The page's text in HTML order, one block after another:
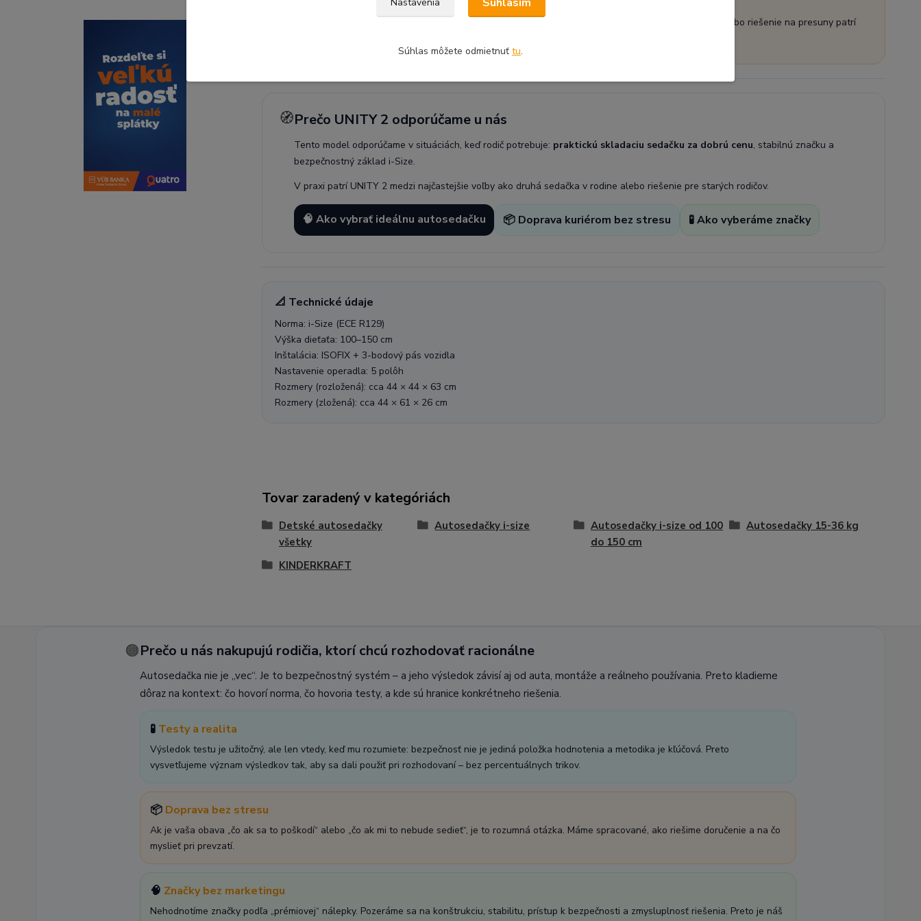
Ako hlavná každodenná sedačka na dlhé cesty existujú komfortnejšie modely. Ako druhá sedačka alebo riešenie na presuny patrí
🧭Prečo UNITY 2 odporúčame u nás
Tento model odporúčame v situáciách, keď rodič potrebuje: praktickú skladaciu sedačku za dobrú cenu, stabilnú značku a
bezpečnostný základ i-Size.
V praxi patrí UNITY 2 medzi najčastejšie voľby ako druhá sedačka v rodine alebo riešenie pre starých rodičov.
🧠 Ako vybrať ideálnu autosedačku 📦 Doprava kuriérom bez stresu 🧪 Ako vyberáme značky
📐 Technické údaje
Norma: i-Size (ECE R129)
Výška dieťaťa: 100–150 cm
Inštalácia: ISOFIX + 3-bodový pás vozidla
Nastavenie operadla: 5 polôh
Rozmery (rozložená): cca 44 × 44 × 63 cm
Rozmery (zložená): cca 44 × 61 × 26 cm
Tovar zaradený v kategóriách
Detské autosedačky
všetky
Autosedačky i-size
Autosedačky i-size od 100
do 150 cm
Autosedačky 15-36 kg
KINDERKRAFT
🟠Prečo u nás nakupujú rodičia, ktorí chcú rozhodovať racionálne
Autosedačka nie je „vec“. Je to bezpečnostný systém – a jeho výsledok závisí aj od auta, montáže a reálneho používania. Preto kladieme
dôraz na kontext: čo hovorí norma, čo hovoria testy, a kde sú hranice konkrétneho riešenia.
🧪 Testy a realita
Výsledok testu je užitočný, ale len vtedy, keď mu rozumiete: bezpečnosť nie je jediná položka hodnotenia a metodika je kľúčová. Preto
vysvetľujeme význam výsledkov tak, aby sa dali použiť pri rozhodovaní – bez percentuálnych trikov.
📦 Doprava bez stresu
Ak je vaša obava „čo ak sa to poškodí“ alebo „čo ak mi to nebude sedieť“, je to rozumná otázka. Máme spracované, ako riešime doručenie a na čo
myslieť pri prevzatí.
🧠 Značky bez marketingu
Nehodnotíme značky podľa „prémiovej“ nálepky. Pozeráme sa na konštrukciu, stabilitu, prístup k bezpečnosti a zmysluplnosť riešenia. Preto je náš
Súhlas môžete odmietnuť tu.